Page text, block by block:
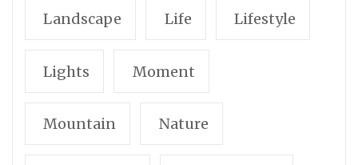
Landscape Life Lifestyle
Lights Moment
Mountain Nature